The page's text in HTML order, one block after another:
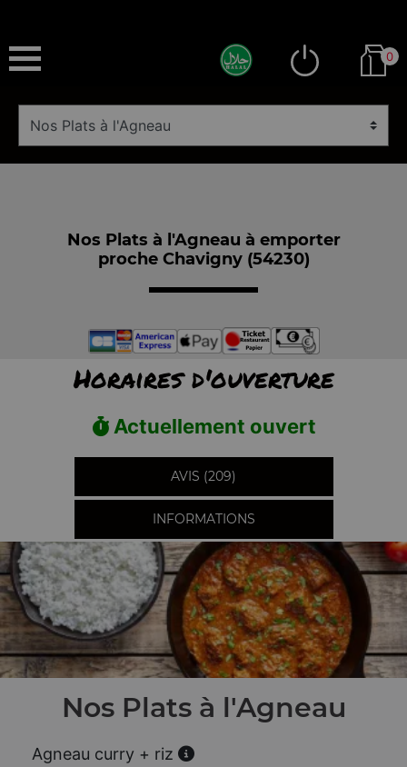
0
Nos Plats à l'Agneau à emporter
proche Chavigny (54230)
Horaires d'ouverture
Actuellement ouvert
AVIS (209)
INFORMATIONS
Nos Plats à l'Agneau
Agneau curry + riz